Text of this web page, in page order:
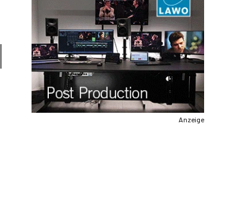
Anzeige